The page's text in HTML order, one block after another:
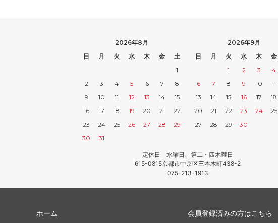
2026年8月
日
月 火 水 木 金
土
1
2
3 4 5 6 7
8
9
10 11 12 13 14
15
16
17 18 19 20 21
22
23
24 25 26 27 28
29
30
31
2026年9月
日
月 火 水 木 金
1
2 3 4
6
7 8 9 10 11
13
14 15 16 17 18
20
21 22 23 24 25
27
28 29 30
定休日 水曜日、第二・四木曜日
615-0815京都市中京区三本木町438-2
075-213-1913
ホーム
会員登録済みの方はこちら